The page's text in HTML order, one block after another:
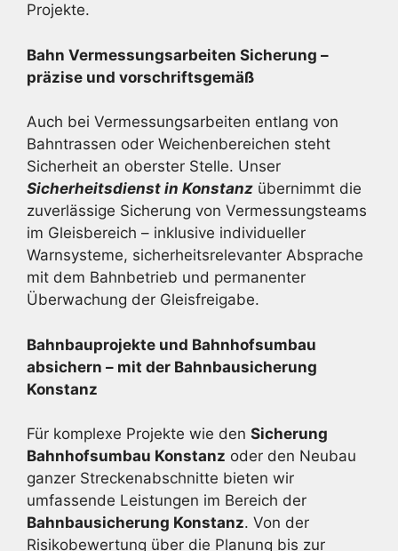
Projekte.
Bahn Vermessungsarbeiten Sicherung –
präzise und vorschriftsgemäß
Auch bei Vermessungsarbeiten entlang von
Bahntrassen oder Weichenbereichen steht
Sicherheit an oberster Stelle. Unser
Sicherheitsdienst in Konstanz übernimmt die
zuverlässige Sicherung von Vermessungsteams
im Gleisbereich – inklusive individueller
Warnsysteme, sicherheitsrelevanter Absprache
mit dem Bahnbetrieb und permanenter
Überwachung der Gleisfreigabe.
Bahnbauprojekte und Bahnhofsumbau
absichern – mit der Bahnbau­sicherung
Konstanz
Für komplexe Projekte wie den Sicherung
Bahnhofsumbau Konstanz oder den Neubau
ganzer Streckenabschnitte bieten wir
umfassende Leistungen im Bereich der
Bahnbausicherung Konstanz. Von der
Risikobewertung über die Planung bis zur